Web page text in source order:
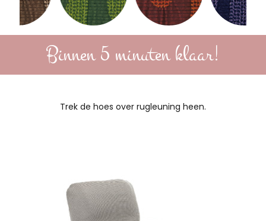
Binnen 5 minuten klaar!
Trek de hoes over rugleuning heen.